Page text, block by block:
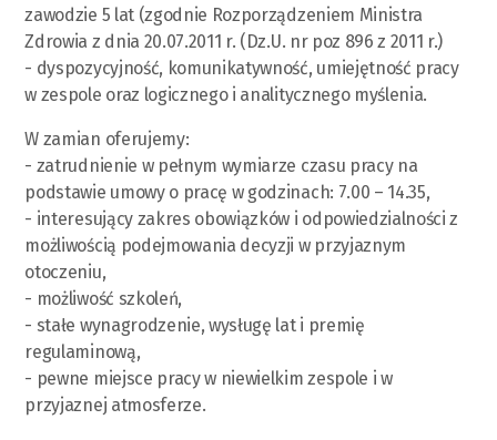
zawodzie 5 lat (zgodnie Rozporządzeniem Ministra
Zdrowia z dnia 20.07.2011 r. (Dz.U. nr poz 896 z 2011 r.)
- dyspozycyjność, komunikatywność, umiejętność pracy
w zespole oraz logicznego i analitycznego myślenia.
W zamian oferujemy:
- zatrudnienie w pełnym wymiarze czasu pracy na
podstawie umowy o pracę w godzinach: 7.00 – 14.35,
- interesujący zakres obowiązków i odpowiedzialności z
możliwością podejmowania decyzji w przyjaznym
otoczeniu,
- możliwość szkoleń,
- stałe wynagrodzenie, wysługę lat i premię
regulaminową,
- pewne miejsce pracy w niewielkim zespole i w
przyjaznej atmosferze.